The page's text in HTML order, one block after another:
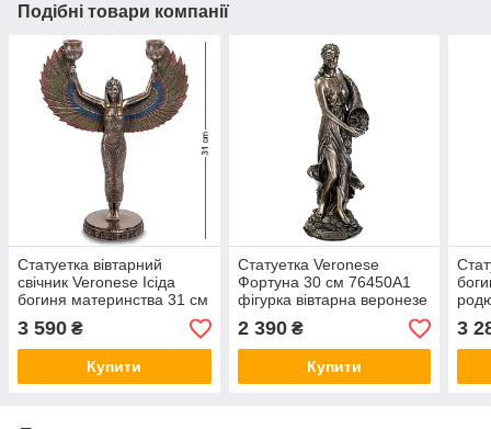
Подібні товари компанії
Статуетка вівтарний
свічник Veronese Ісіда
богиня материнства 31 см
1903005 фігурка ізіда
веронезе VE
3 590 ₴
Купити
Статуетка Veronese
Фортуна 30 см 76450A1
фігурка вівтарна веронезе
з рогом достатку богиня
удачі тихея VE
2 390₴
Купити
3